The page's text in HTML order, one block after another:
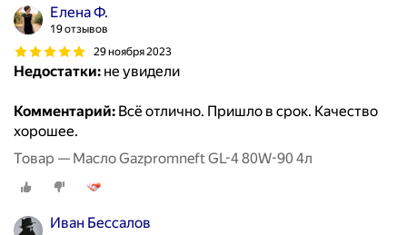
Елена Ф.
19 отзывов
29 ноября 2023
Недостатки: не увидели
Комментарий: Всё отлично. Пришло в срок. Качество
хорошее.
Товар — Масло Gazpromneft GL-4 80W-90 4л
Иван Бессалов